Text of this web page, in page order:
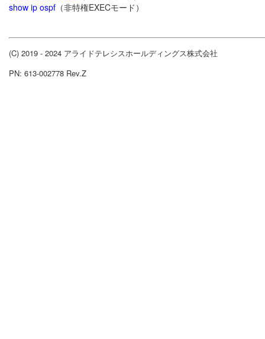
show ip ospf （非特権EXECモード）
(C) 2019 - 2024 アライドテレシスホールディングス株式会社
PN: 613-002778 Rev.Z